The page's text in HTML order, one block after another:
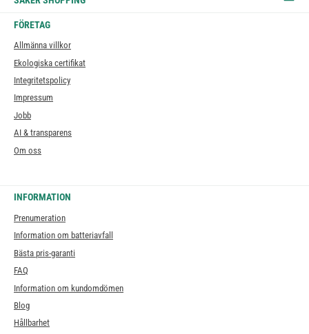
FÖRETAG
Allmänna villkor
Ekologiska certifikat
Integritetspolicy
Impressum
Jobb
AI & transparens
Om oss
INFORMATION
Prenumeration
Information om batteriavfall
Bästa pris-garanti
FAQ
Information om kundomdömen
Blog
Hållbarhet